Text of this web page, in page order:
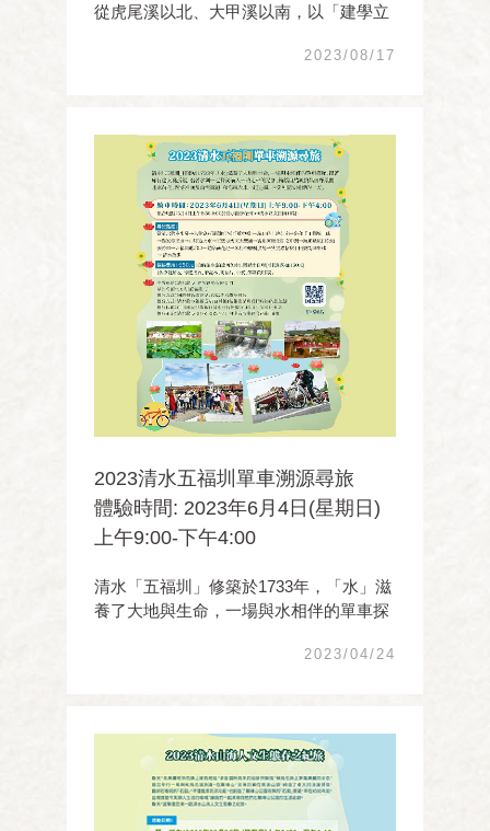
從虎尾溪以北、大甲溪以南，以「建學立
以半線城（今彰化市）作為縣治所在地。
成一座周長780丈 ...
2023/08/17
2023清水五福圳單車溯源尋旅
體驗時間: 2023年6月4日(星期日)
上午9:00-下午4:00
清水「五福圳」修築於1733年，「水」滋
養了大地與生命，一場與水相伴的單車探
探訪前人一路走來的足跡、純樸自然風貌
漫傳的一天。
2023/04/24